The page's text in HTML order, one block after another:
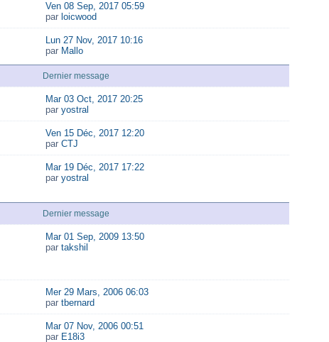
Ven 08 Sep, 2017 05:59
par loicwood
Lun 27 Nov, 2017 10:16
par Mallo
Dernier message
Mar 03 Oct, 2017 20:25
par yostral
Ven 15 Déc, 2017 12:20
par CTJ
Mar 19 Déc, 2017 17:22
par yostral
Dernier message
Mar 01 Sep, 2009 13:50
par takshil
Mer 29 Mars, 2006 06:03
par tbernard
Mar 07 Nov, 2006 00:51
par E18i3